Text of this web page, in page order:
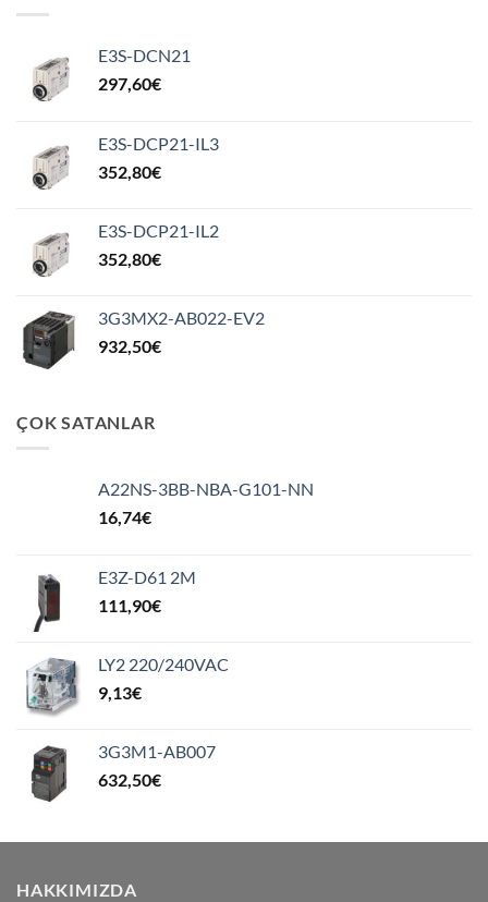
E3S-DCN21
297,60€
E3S-DCP21-IL3
352,80€
E3S-DCP21-IL2
352,80€
3G3MX2-AB022-EV2
932,50€
ÇOK SATANLAR
A22NS-3BB-NBA-G101-NN
16,74€
E3Z-D61 2M
111,90€
LY2 220/240VAC
9,13€
3G3M1-AB007
632,50€
HAKKIMIZDA